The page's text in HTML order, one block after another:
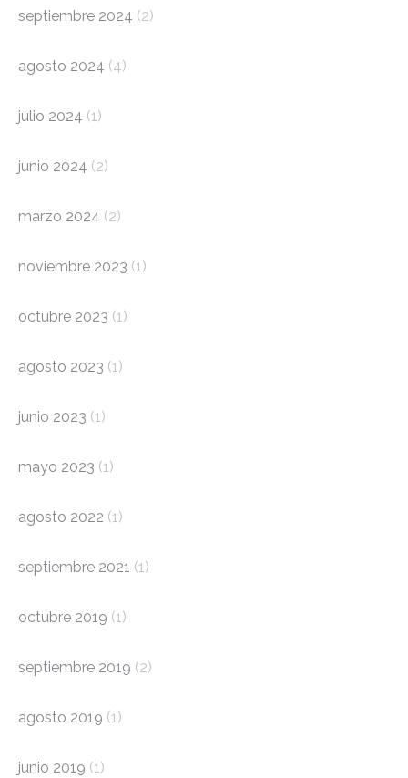
septiembre 2024 (2)
agosto 2024 (4)
julio 2024 (1)
junio 2024 (2)
marzo 2024 (2)
noviembre 2023 (1)
octubre 2023 (1)
agosto 2023 (1)
junio 2023 (1)
mayo 2023 (1)
agosto 2022 (1)
septiembre 2021 (1)
octubre 2019 (1)
septiembre 2019 (2)
agosto 2019 (1)
junio 2019 (1)